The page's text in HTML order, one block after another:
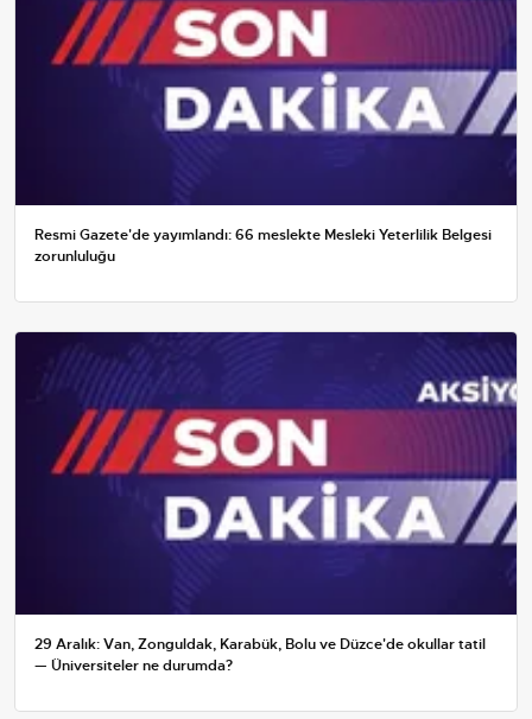
Resmi Gazete'de yayımlandı: 66 meslekte Mesleki Yeterlilik Belgesi
zorunluluğu
29 Aralık: Van, Zonguldak, Karabük, Bolu ve Düzce'de okullar tatil
— Üniversiteler ne durumda?